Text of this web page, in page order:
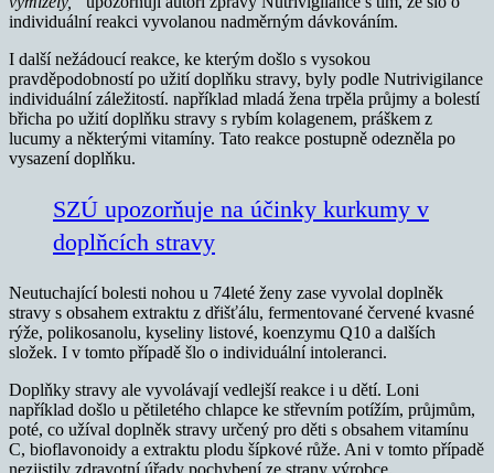
individuální reakci vyvolanou nadměrným dávkováním.
I další nežádoucí reakce, ke kterým došlo s vysokou
pravděpodobností po užití doplňku stravy, byly podle Nutrivigilance
individuální záležitostí. například mladá žena trpěla průjmy a bolestí
břicha po užití doplňku stravy s rybím kolagenem, práškem z
lucumy a některými vitamíny. Tato reakce postupně odezněla po
vysazení doplňku.
SZÚ upozorňuje na účinky kurkumy v
doplňcích stravy
Neutuchající bolesti nohou u 74leté ženy zase vyvolal doplněk
stravy s obsahem extraktu z dřišťálu, fermentované červené kvasné
rýže, polikosanolu, kyseliny listové, koenzymu Q10 a dalších
složek. I v tomto případě šlo o individuální intoleranci.
Doplňky stravy ale vyvolávají vedlejší reakce i u dětí. Loni
například došlo u pětiletého chlapce ke střevním potížím, průjmům,
poté, co užíval doplněk stravy určený pro děti s obsahem vitamínu
C, bioflavonoidy a extraktu plodu šípkové růže. Ani v tomto případě